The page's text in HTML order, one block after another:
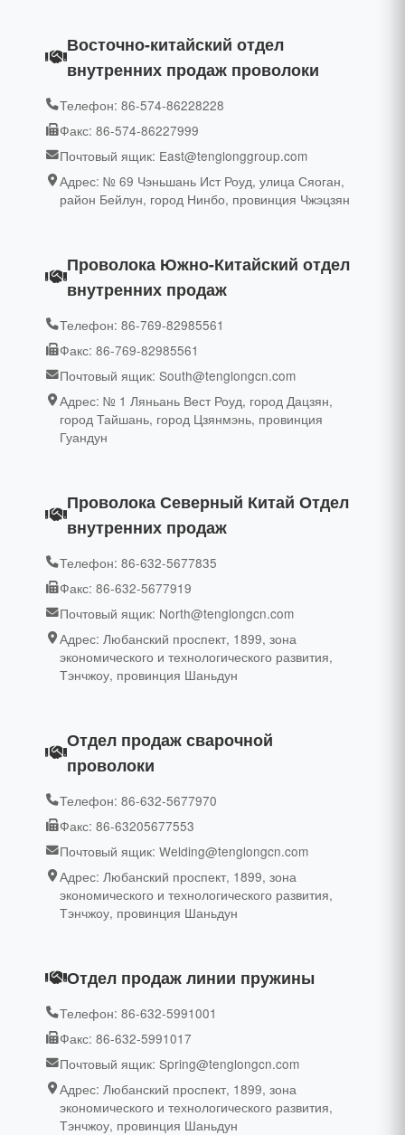
Восточно-китайский отдел
внутренних продаж проволоки
Телефон: 86-574-86228228
Факс: 86-574-86227999
Почтовый ящик: East@tenglonggroup.com
Адрес: № 69 Чэньшань Ист Роуд, улица Сяоган,
район Бейлун, город Нинбо, провинция Чжэцзян
Проволока Южно-Китайский отдел
внутренних продаж
Телефон: 86-769-82985561
Факс: 86-769-82985561
Почтовый ящик: South@tenglongcn.com
Адрес: № 1 Ляньань Вест Роуд, город Дацзян,
город Тайшань, город Цзянмэнь, провинция
Гуандун
Проволока Северный Китай Отдел
внутренних продаж
Телефон: 86-632-5677835
Факс: 86-632-5677919
Почтовый ящик: North@tenglongcn.com
Адрес: Любанский проспект, 1899, зона
экономического и технологического развития,
Тэнчжоу, провинция Шаньдун
Отдел продаж сварочной
проволоки
Телефон: 86-632-5677970
Факс: 86-63205677553
Почтовый ящик: Welding@tenglongcn.com
Адрес: Любанский проспект, 1899, зона
экономического и технологического развития,
Тэнчжоу, провинция Шаньдун
Отдел продаж линии пружины
Телефон: 86-632-5991001
Факс: 86-632-5991017
Почтовый ящик: Spring@tenglongcn.com
Адрес: Любанский проспект, 1899, зона
экономического и технологического развития,
Тэнчжоу, провинция Шаньдун